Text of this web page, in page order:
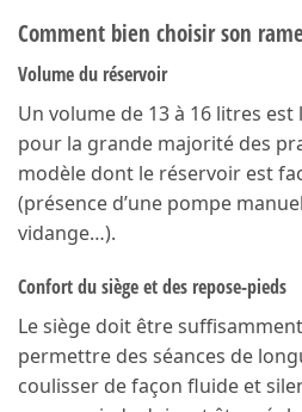
Comment bien choisir son
Volume du réservoir
Un volume de 13 à 16 litres
pour la grande majorité des
modèle dont le réservoir est
(présence d’une pompe
vidange…).
Confort du siège et des repose-pieds
Le siège doit être
permettre des séances de
coulisser de façon fluide et